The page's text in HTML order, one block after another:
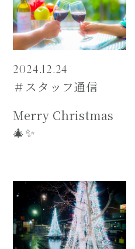
2024.12.24
＃スタッフ通信
Merry Christmas
🎄✨